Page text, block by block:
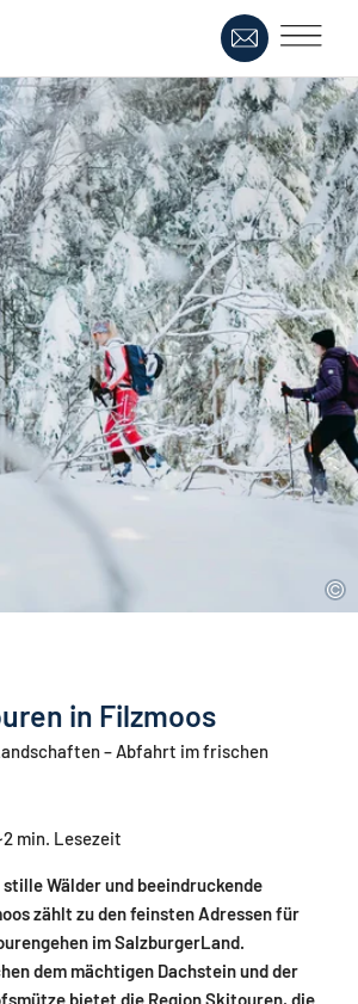
in Filzmoos
– Abfahrt im frischen
min. Lesezeit
Wälder und beeindruckende
zählt zu den feinsten Adressen für
im SalzburgerLand.
dem mächtigen Dachstein und der
bietet die Region Skitouren, die